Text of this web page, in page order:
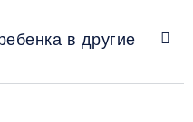
в другие